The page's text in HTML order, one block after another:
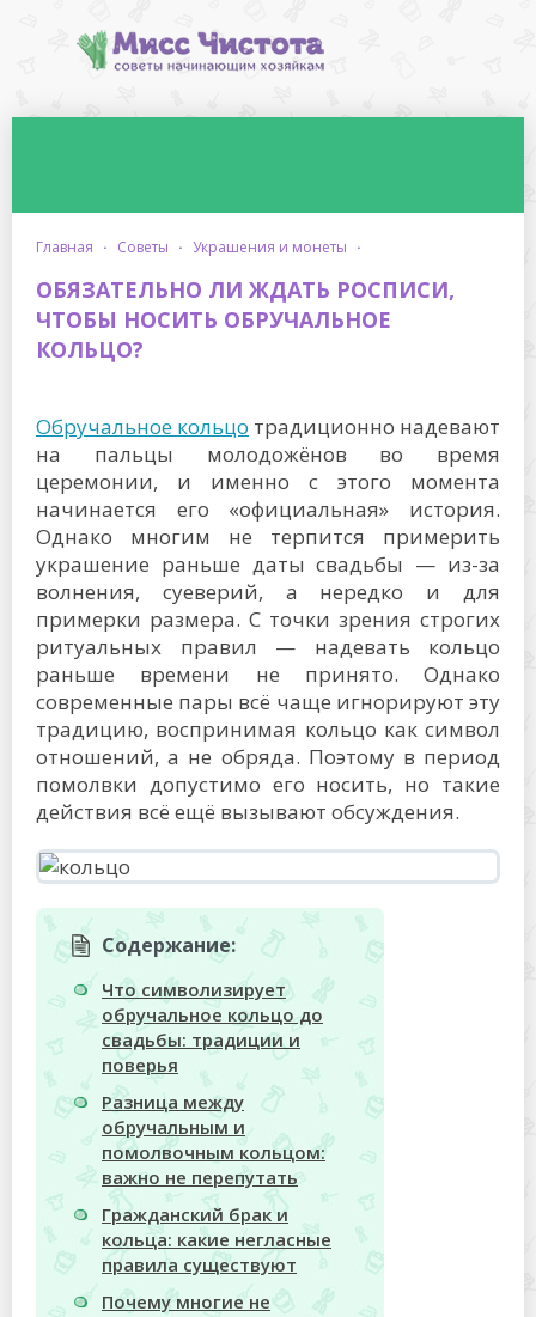
главная · советы · украшения и монеты ·
ОБЯЗАТЕЛЬНО ЛИ ЖДАТЬ РОСПИСИ,
ЧТОБЫ НОСИТЬ ОБРУЧАЛЬНОЕ
КОЛЬЦО?
Обручальное кольцо традиционно надевают
на пальцы молодожёнов во время
церемонии, и именно с этого момента
начинается его «официальная» история.
Однако многим не терпится примерить
украшение раньше даты свадьбы — из-за
волнения, суеверий, а нередко и для
примерки размера. С точки зрения строгих
ритуальных правил — надевать кольцо
раньше времени не принято. Однако
современные пары всё чаще игнорируют эту
традицию, воспринимая кольцо как символ
отношений, а не обряда. Поэтому в период
помолвки допустимо его носить, но такие
действия всё ещё вызывают обсуждения.
Содержание:
Что символизирует
обручальное кольцо до
свадьбы: традиции и
поверья
Разница между
обручальным и
помолвочным кольцом:
важно не перепутать
Гражданский брак и
кольца: какие негласные
правила существуют
Почему многие не